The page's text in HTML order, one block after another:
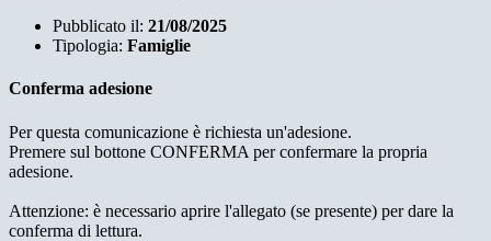
Pubblicato il: 21/08/2025
Tipologia: Famiglie
Conferma adesione
Per questa comunicazione è richiesta un'adesione.
Premere sul bottone CONFERMA per confermare la propria
adesione.
Attenzione: è necessario aprire l'allegato (se presente) per dare la
conferma di lettura.